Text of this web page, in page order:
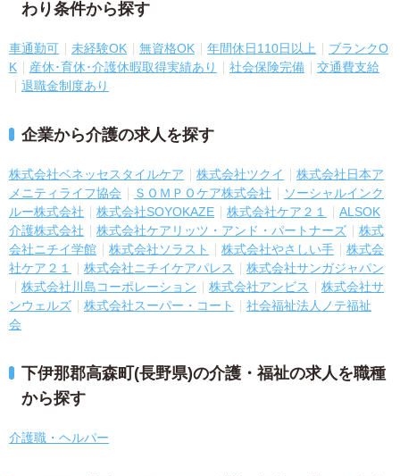
わり条件から探す
車通勤可 未経験OK 無資格OK 年間休日110日以上
ブランクO
K
産休･育休･介護休暇取得実績あり 社会保険完備
交通費支給
退職金制度あり
企業から介護の求人を探す
株式会社ベネッセスタイルケア 株式会社ツクイ
株式会社日本ア
メニティライフ協会
ＳＯＭＰＯケア株式会社
ソーシャルインク
ルー株式会社
株式会社SOYOKAZE 株式会社ケア２１
ALSOK
介護株式会社
株式会社ケアリッツ・アンド・パートナーズ
株式
会社ニチイ学館
株式会社ソラスト 株式会社やさしい手
株式会
社ケア２１
株式会社ニチイケアパレス
株式会社サンガジャパン
株式会社川島コーポレーション
株式会社アンビス
株式会社サ
ンウェルズ
株式会社スーパー・コート
社会福祉法人ノテ福祉
会
下伊那郡高森町(長野県)の介護・福祉の求人を職種
から探す
介護職・ヘルパー